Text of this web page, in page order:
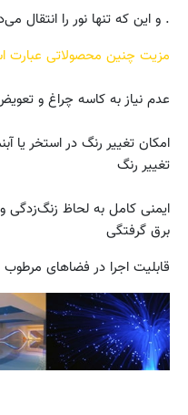
. و این که تنها نور را انتقال
مزیت چنین محصولاتی عبارت
عدم نیاز به کاسه چراغ و تعویض لامپ
امکان تغییر رنگ در استخر یا
تغییر رنگ
ایمنی کامل به لحاظ زنگ‌زدگی
برق گرفتگی
قابلیت اجرا در فضاهای مرطوب